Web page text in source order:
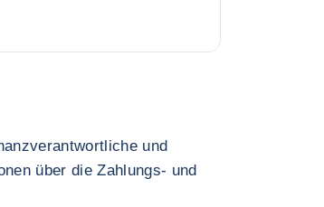
und
über die Zahlungs- und